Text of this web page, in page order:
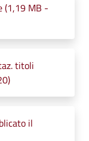
(1,19 MB -
titoli
il